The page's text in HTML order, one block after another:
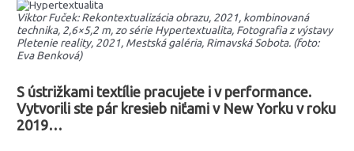
Viktor Fuček: Rekontextualizácia obrazu, 2021, kombinovaná
technika, 2,6×5,2 m, zo série Hypertextualita, Fotografia z výstavy
Pletenie reality, 2021, Mestská galéria, Rimavská Sobota. (foto:
Eva Benková)
S ústrižkami textílie pracujete i v performance.
Vytvorili ste pár kresieb niťami v New Yorku v roku
2019…